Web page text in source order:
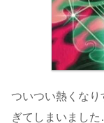
ついつい熱くなり
ぎてしまいまし